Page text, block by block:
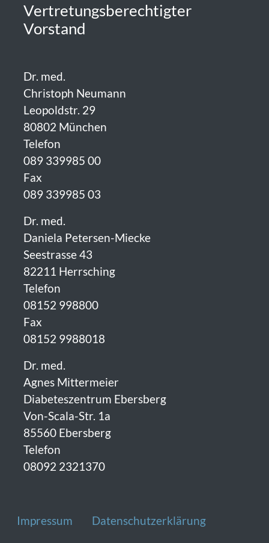
Vertretungsberechtigter
Vorstand
Dr. med.
Christoph Neumann
Leopoldstr. 29
80802 München
Telefon
089 339985 00
Fax
089 339985 03
Dr. med.
Daniela Petersen-Miecke
Seestrasse 43
82211 Herrsching
Telefon
08152 998800
Fax
08152 9988018
Dr. med.
Agnes Mittermeier
Diabeteszentrum Ebersberg
Von-Scala-Str. 1a
85560 Ebersberg
Telefon
08092 2321370
Fußzeile
Impressum
Datenschutzerklärung